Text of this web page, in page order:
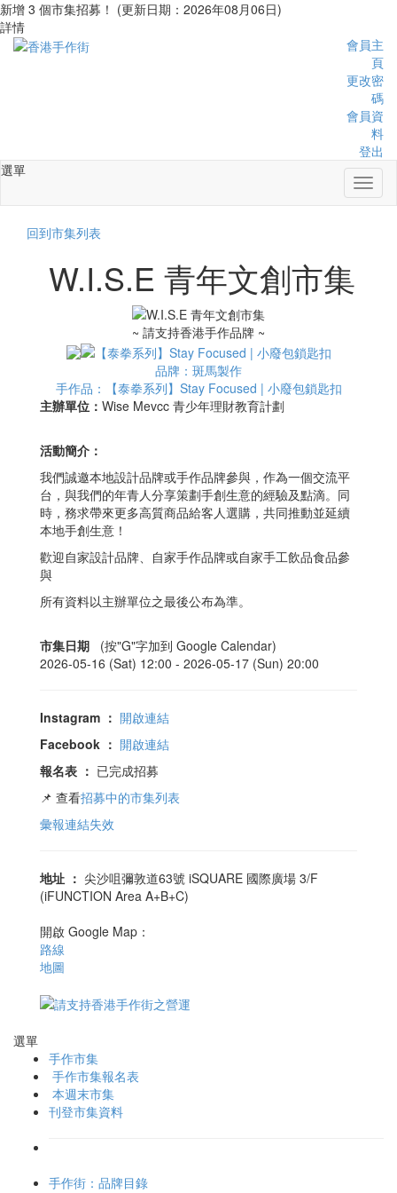
新增 3 個市集招募！ (更新日期：2026年08月06日)
詳情
會員主
頁
更改密
碼
會員資
料
登出
選單
回到市集列表
W.I.S.E 青年文創市集
~ 請支持香港手作品牌 ~
品牌：斑馬製作
手作品：【泰拳系列】Stay Focused | 小廢包鎖匙扣
主辦單位： Wise Mevcc 青少年理財教育計劃
活動簡介：
我們誠邀本地設計品牌或手作品牌參與，作為一個交流平
台，與我們的年青人分享策劃手創生意的經驗及點滴。同
時，務求帶來更多高質商品給客人選購，共同推動並延續
本地手創生意！
歡迎自家設計品牌、自家手作品牌或自家手工飲品食品參
與
所有資料以主辦單位之最後公布為準。
市集日期
(按"G"字加到 Google Calendar)
2026-05-16 (Sat) 12:00 - 2026-05-17 (Sun) 20:00
Instagram ： 開啟連結
Facebook ： 開啟連結
報名表 ： 已完成招募
📌 查看招募中的市集列表
彙報連結失效
地址 ： 尖沙咀彌敦道63號 iSQUARE 國際廣場 3/F
(iFUNCTION Area A+B+C)
開啟 Google Map：
路線
地圖
選單
手作市集
手作市集報名表
本週末市集
刊登市集資料
手作街：品牌目錄